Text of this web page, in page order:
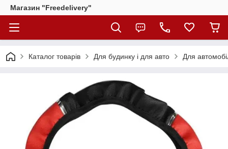
Магазин "Freedelivery"
Каталог товарів Для будинку і для авто Для